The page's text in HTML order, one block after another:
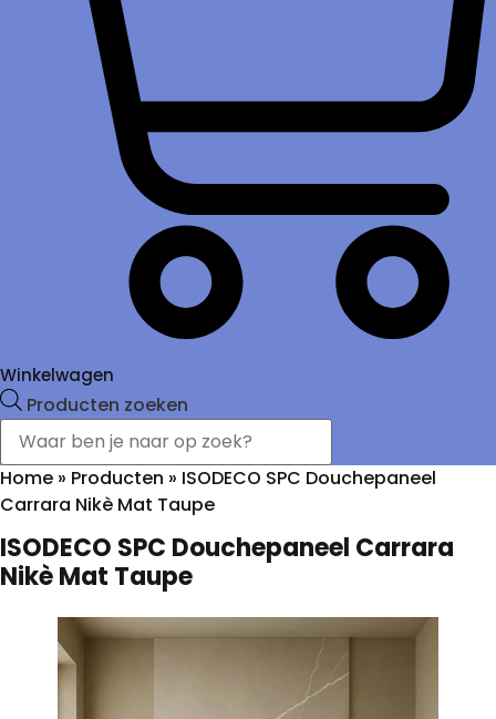
Winkelwagen
Producten zoeken
Home » Producten » ISODECO SPC Douchepaneel
Carrara Nikè Mat Taupe
ISODECO SPC Douchepaneel Carrara
Nikè Mat Taupe